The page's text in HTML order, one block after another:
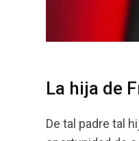
La hija de
De tal padre tal